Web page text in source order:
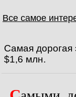
Все самое
Самая дорогая
$1,6 млн.